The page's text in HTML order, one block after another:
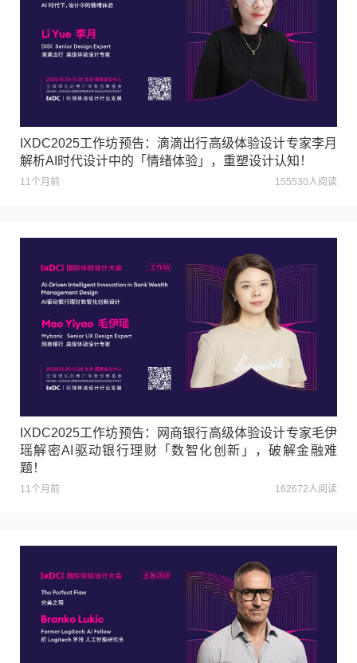
IXDC2025工作坊预告：滴滴出行高级体验设计专家李月
解析AI时代设计中的「情绪体验」，重塑设计认知！
11个月前 155530人阅读
IXDC2025工作坊预告：网商银行高级体验设计专家毛伊
瑶解密AI驱动银行理财「数智化创新」，破解金融难
题！
11个月前 162672人阅读